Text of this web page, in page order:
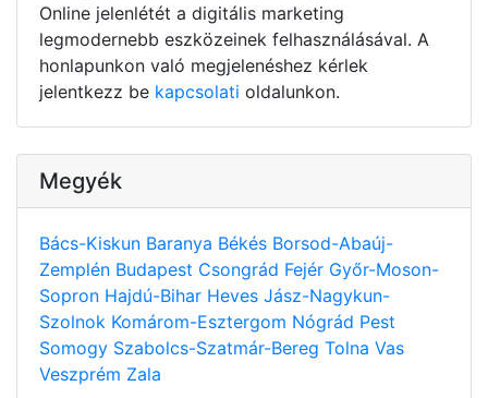
Online jelenlétét a digitális marketing
legmodernebb eszközeinek felhasználásával. A
honlapunkon való megjelenéshez kérlek
jelentkezz be kapcsolati oldalunkon.
Megyék
Bács-Kiskun Baranya Békés Borsod-Abaúj-
Zemplén Budapest Csongrád Fejér Győr-Moson-
Sopron Hajdú-Bihar Heves Jász-Nagykun-
Szolnok Komárom-Esztergom Nógrád Pest
Somogy Szabolcs-Szatmár-Bereg Tolna Vas
Veszprém Zala